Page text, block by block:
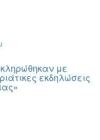
με
εκδηλώσεις